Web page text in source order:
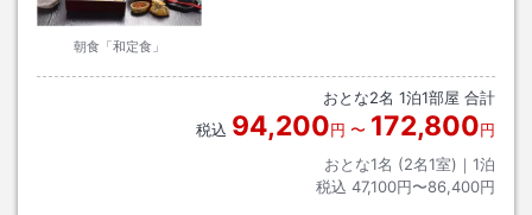
朝食「和定食」
おとな2名 1泊1部屋 合計
税込 94,200円 〜 172,800円
おとな1名 (2名1室)｜ 1泊
税込 47,100円〜86,400円